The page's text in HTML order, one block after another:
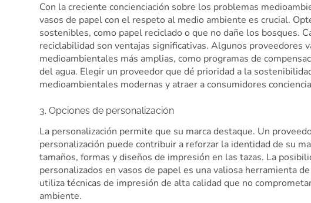
Con la creciente concienciación sobre los problemas
vasos de papel con el respeto al medio ambiente es crucial.
sostenibles, como papel reciclado o que no dañe los bosques.
reciclabilidad son ventajas significativas. Algunos proveedores
medioambientales más amplias, como programas de
del agua. Elegir un proveedor que dé prioridad a la
medioambientales modernas y atraer a consumidores
3. Opciones de personalización
La personalización permite que su marca destaque. Un
personalización puede contribuir a reforzar la identidad de su
tamaños, formas y diseños de impresión en las tazas. La
personalizados en vasos de papel es una valiosa herramienta
utiliza técnicas de impresión de alta calidad que no
ambiente.